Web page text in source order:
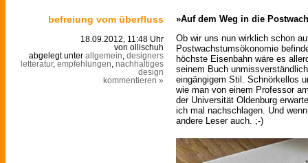
befreiung vom überfluss
18.09.2012, 11:48 Uhr
von ollischuh
abgelegt unter allgemein, designers
letteratur, empfehlungen, nachhaltiges
design
kommentieren »
»Auf dem Weg in die
Ob wir uns nun wirklich schon
Postwachstumsökonomie
höchste Eisenbahn wäre es
seinem Buch
eingängigem Stil. Schnörkellos
wie man von einem Professor
der Universität Oldenburg
ich mal nachschlagen. Und
andere Leser auch. ;-)